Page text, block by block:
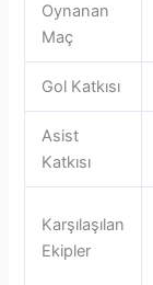
Oynanan
Maç
Gol Katkısı
Asist
Katkısı
Karşılaşılan
Ekipler